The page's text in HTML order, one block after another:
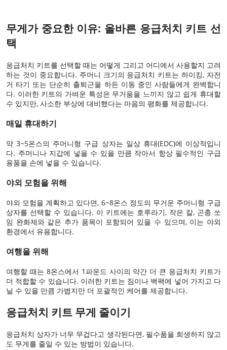
무게가 중요한 이유: 올바른 응급처치 키트 선
택
응급처치 키트를 선택할 때는 어떻게 그리고 어디에서 사용할지 고려
하는 것이 중요합니다. 주머니 크기의 응급처치 키트는 하이킹, 자전
거 타기 또는 단순히 출퇴근을 하든 이동 중인 사람들에게 완벽합니
다. 이러한 키트의 가벼운 특성은 무거움을 느끼지 않고 쉽게 휴대할
수 있지만, 사소한 부상에 대비했다는 마음의 평화를 제공합니다.
매일 휴대하기
약 3~5온스의 주머니형 구급 상자는 일상 휴대(EDC)에 이상적입니
다. 주머니나 지갑에 넣을 수 있을 만큼 작아서 항상 필수적인 구급
용품을 손에 넣을 수 있습니다.
야외 모험을 위해
야외 모험을 계획하고 있다면, 6~8온스 정도의 무거운 주머니형 구급
상자를 선택할 수 있습니다. 이 키트에는 호루라기, 작은 칼, 곤충 쏘
임 완화제와 같은 추가 품목이 포함되어 있을 수 있으며, 이는 야외
환경에서 유용합니다.
여행을 위해
여행할 때는 8온스에서 1파운드 사이의 약간 더 큰 응급처치 키트가
더 적합할 수 있습니다. 이러한 키트는 짐이나 백팩에 넣어 가지고 다
닐 수 있을 만큼 가볍지만 더 포괄적인 케어를 제공합니다.
응급처치 키트 무게 줄이기
응급처치 상자가 너무 무겁다고 생각된다면, 필수품을 희생하지 않고
도 무게를 줄일 수 있는 방법이 있습니다.